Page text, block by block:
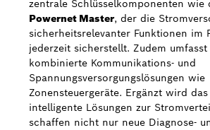
zentrale Schlüsselkomponenten wie
Powernet Master, der die
sicherheitsrelevanter Funktionen im
jederzeit sicherstellt. Zudem
kombinierte Kommunikations- und
Spannungsversorgungslösungen wie
Zonensteuergeräte. Ergänzt wird
intelligente Lösungen zur
schaffen nicht nur neue Diagnose-